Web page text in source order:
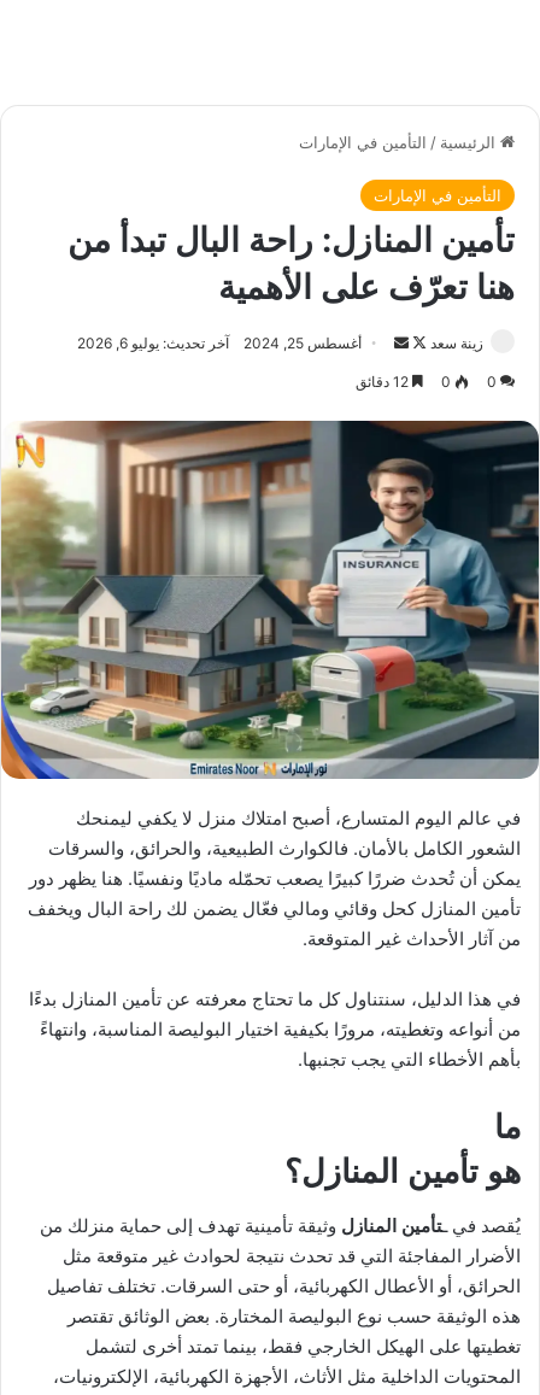
الرئيسية / التأمين في الإمارات
التأمين في الإمارات
تأمين المنازل: راحة البال تبدأ من
هنا تعرّف على الأهمية
زينة سعد
ت
ا
ع
ع
ل
ى
X
ل
ب
ر
ي
د
ل
ك
ت
و
ن
ا
أغسطس 25, 2024 آخر تحديث: يوليو 6, 2026
0
0
في عالم اليوم المتسارع، أصبح امتلاك منزل لا يكفي ليمنحك
الشعور الكامل بالأمان. فالكوارث الطبيعية، والحرائق، والسرقات
يمكن أن تُحدث ضررًا كبيرًا يصعب تحمّله ماديًا ونفسيًا. هنا يظهر دور
تأمين المنازل كحل وقائي ومالي فعّال يضمن لك راحة البال ويخفف
من آثار الأحداث غير المتوقعة.
في هذا الدليل، سنتناول كل ما تحتاج معرفته عن تأمين المنازل بدءًا
من أنواعه وتغطيته، مرورًا بكيفية اختيار البوليصة المناسبة، وانتهاءً
بأهم الأخطاء التي يجب تجنبها.
ما
هو تأمين المنازل؟
يُقصد في ـتأمين المنازل وثيقة تأمينية تهدف إلى حماية منزلك من
الأضرار المفاجئة التي قد تحدث نتيجة لحوادث غير متوقعة مثل
الحرائق، أو الأعطال الكهربائية، أو حتى السرقات. تختلف تفاصيل
هذه الوثيقة حسب نوع البوليصة المختارة. بعض الوثائق تقتصر
تغطيتها على الهيكل الخارجي فقط، بينما تمتد أخرى لتشمل
المحتويات الداخلية مثل الأثاث، الأجهزة الكهربائية، الإلكترونيات،